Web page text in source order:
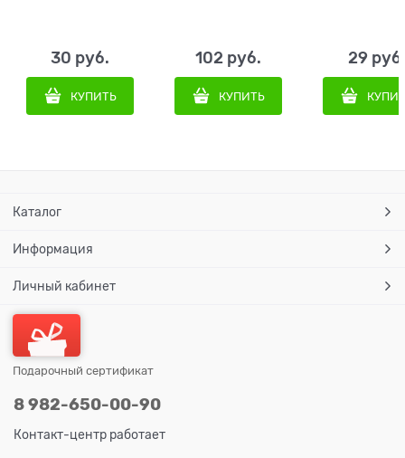
30 руб.
КУПИТЬ
102 руб.
КУПИТЬ
29 руб.
Каталог
Информация
Личный кабинет
Подарочный сертификат
8 982-650-00-90
Контакт-центр работает